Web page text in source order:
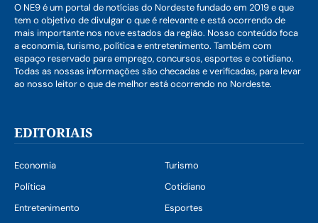
O NE9 é um portal de notícias do Nordeste fundado em 2019 e que
tem o objetivo de divulgar o que é relevante e está ocorrendo de
mais importante nos nove estados da região. Nosso conteúdo foca
a economia, turismo, política e entretenimento. Também com
espaço reservado para emprego, concursos, esportes e cotidiano.
Todas as nossas informações são checadas e verificadas, para levar
ao nosso leitor o que de melhor está ocorrendo no Nordeste.
EDITORIAIS
Economia
Turismo
Política
Cotidiano
Entretenimento
Esportes